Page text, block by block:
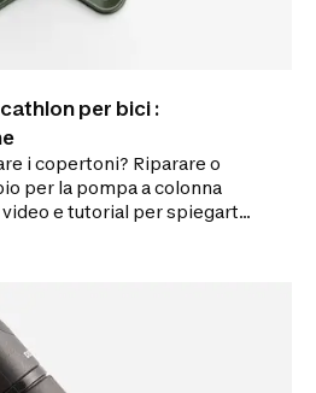
per bici :
i copertoni? Riparare o
per la pompa a colonna